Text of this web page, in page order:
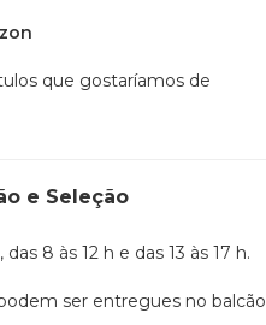
que gostaríamos de
e Seleção
8 às 12 h e das 13 às 17 h.
ser entregues no balcão